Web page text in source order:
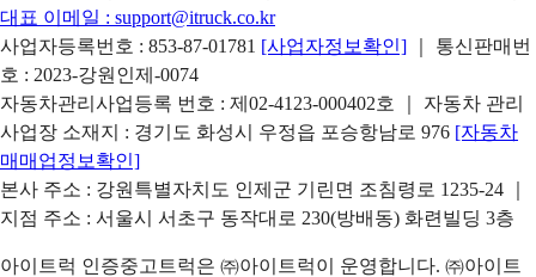
대표 이메일 : support@itruck.co.kr
사업자등록번호 : 853-87-01781 [사업자정보확인]
｜ 통신판매번
호 : 2023-강원인제-0074
자동차관리사업등록 번호 : 제02-4123-000402호 ｜ 자동차 관리
사업장 소재지 : 경기도 화성시 우정읍 포승항남로 976 [자동차
매매업정보확인]
본사 주소 : 강원특별자치도 인제군 기린면 조침령로 1235-24 ｜
지점 주소 : 서울시 서초구 동작대로 230(방배동) 화련빌딩 3층
아이트럭 인증중고트럭은 ㈜아이트럭이 운영합니다. ㈜아이트